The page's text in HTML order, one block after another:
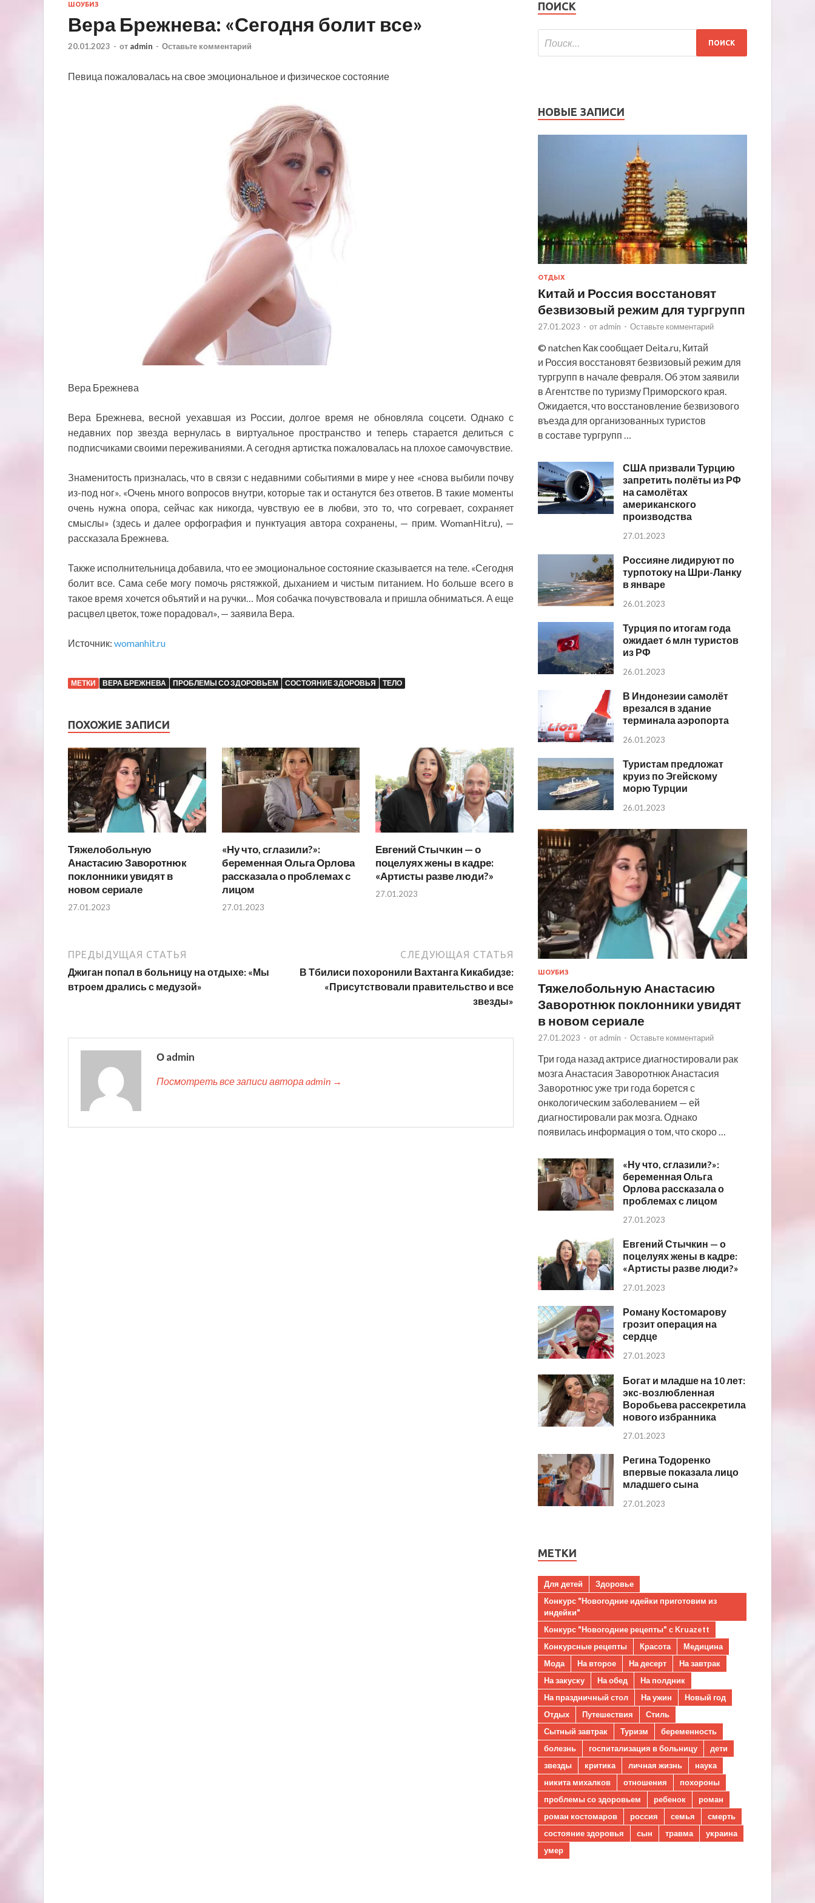
ШОУБИЗ
Вера Брежнева: «Сегодня болит все»
20.01.2023 - от admin - Оставьте комментарий
Певица пожаловалась на свое эмоциональное и физическое состояние
Вера Брежнева
Вера Брежнева, весной уехавшая из России, долгое время не обновляла соцсети. Однако с
недавних пор звезда вернулась в виртуальное пространство и теперь старается делиться с
подписчиками своими переживаниями. А сегодня артистка пожаловалась на плохое самочувствие.
Знаменитость призналась, что в связи с недавними событиями в мире у нее «снова выбили почву
из-под ног». «Очень много вопросов внутри, которые так и останутся без ответов. В такие моменты
очень нужна опора, сейчас как никогда, чувствую ее в любви, это то, что согревает, сохраняет
смыслы» (здесь и далее орфография и пунктуация автора сохранены, — прим. WomanHit.ru), —
рассказала Брежнева.
Также исполнительница добавила, что ее эмоциональное состояние сказывается на теле. «Сегодня
болит все. Сама себе могу помочь рястяжкой, дыханием и чистым питанием. Но больше всего в
такое время хочется объятий и на ручки… Моя собачка почувствовала и пришла обниматься. А еще
расцвел цветок, тоже порадовал», — заявила Вера.
Источник: womanhit.ru
МЕТКИ ВЕРА БРЕЖНЕВА ПРОБЛЕМЫ СО ЗДОРОВЬЕМ СОСТОЯНИЕ ЗДОРОВЬЯ ТЕЛО
ПОХОЖИЕ ЗАПИСИ
Тяжелобольную
Анастасию Заворотнюк
поклонники увидят в
новом сериале
27.01.2023
«Ну что, сглазили?»:
беременная Ольга Орлова
рассказала о проблемах с
лицом
27.01.2023
Евгений Стычкин — о
поцелуях жены в кадре:
«Артисты разве люди?»
27.01.2023
ПРЕДЫДУЩАЯ СТАТЬЯ
Джиган попал в больницу на отдыхе: «Мы
втроем дрались с медузой»
СЛЕДУЮЩАЯ СТАТЬЯ
В Тбилиси похоронили Вахтанга Кикабидзе:
«Присутствовали правительство и все
звезды»
О admin
Посмотреть все записи автора admin →
ПОИСК
НОВЫЕ ЗАПИСИ
ОТДЫХ
Китай и Россия восстановят
безвизовый режим для тургрупп
27.01.2023 - от admin - Оставьте комментарий
© natchen Как сообщает Deita.ru, Китай
и Россия восстановят безвизовый режим для
тургрупп в начале февраля. Об этом заявили
в Агентстве по туризму Приморского края.
Ожидается, что восстановление безвизового
въезда для организованных туристов
в составе тургрупп …
США призвали Турцию
запретить полёты из РФ
на самолётах
американского
производства
27.01.2023
Россияне лидируют по
турпотоку на Шри-Ланку
в январе
26.01.2023
Турция по итогам года
ожидает 6 млн туристов
из РФ
26.01.2023
В Индонезии самолёт
врезался в здание
терминала аэропорта
26.01.2023
Туристам предложат
круиз по Эгейскому
морю Турции
26.01.2023
ШОУБИЗ
Тяжелобольную Анастасию
Заворотнюк поклонники увидят
в новом сериале
27.01.2023 - от admin - Оставьте комментарий
Три года назад актрисе диагностировали рак
мозга Анастасия Заворотнюк Анастасия
Заворотнюс уже три года борется с
онкологическим заболеванием — ей
диагностировали рак мозга. Однако
появилась информация о том, что скоро …
«Ну что, сглазили?»:
беременная Ольга
Орлова рассказала о
проблемах с лицом
27.01.2023
Евгений Стычкин — о
поцелуях жены в кадре:
«Артисты разве люди?»
27.01.2023
Роману Костомарову
грозит операция на
сердце
27.01.2023
Богат и младше на 10 лет:
экс-возлюбленная
Воробьева рассекретила
нового избранника
27.01.2023
Регина Тодоренко
впервые показала лицо
младшего сына
27.01.2023
МЕТКИ
Для детей
Здоровье
Конкурс "Новогодние идейки приготовим из
индейки"
Конкурс "Новогодние рецепты" с Kruazett
Конкурсные рецепты
Красота
Медицина
Мода
На второе На десерт
На завтрак
На закуску
На обед
На полдник
На праздничный стол
На ужин
Новый год
Отдых
Путешествия
Стиль
Сытный завтрак
Туризм
беременность
болезнь
госпитализация в больницу
дети
звезды
критика личная жизнь
наука
никита михалков
отношения
похороны
проблемы со здоровьем
ребенок
роман
роман костомаров
россия семья
смерть
состояние здоровья
сын травма
украина
умер